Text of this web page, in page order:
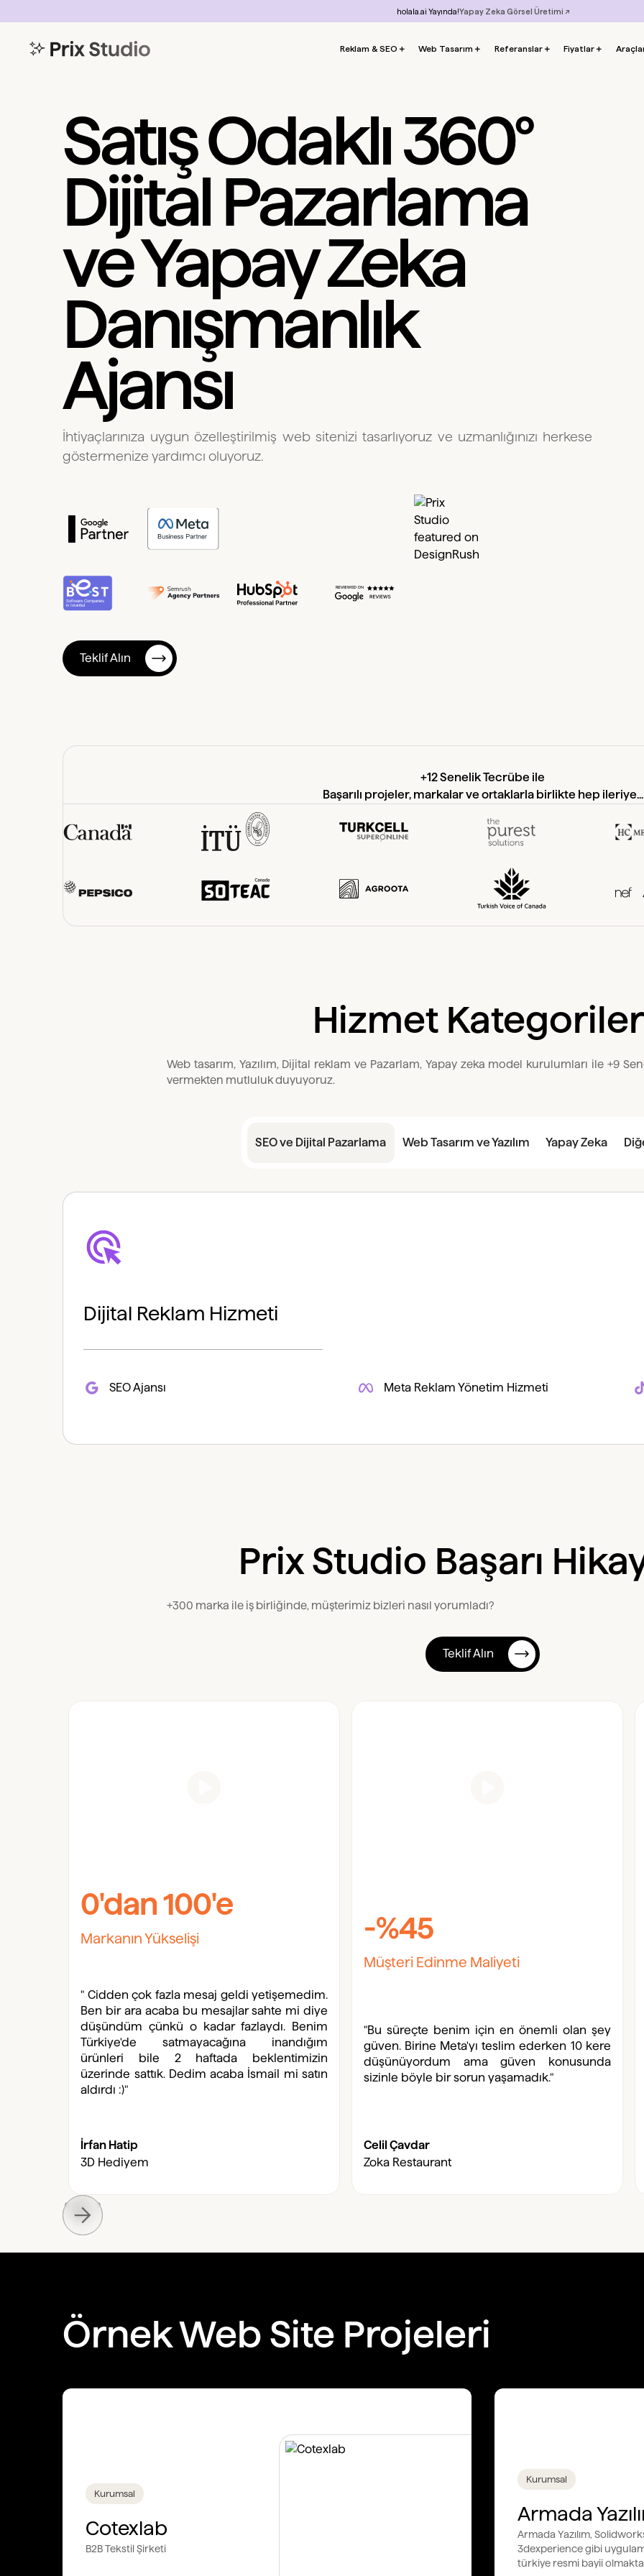
holala.ai Yayında!Yapay Zeka Görsel Üretimi ↗
Reklam & SEO ＋ Web Tasarım ＋ Referanslar＋ Fiyatlar ＋
Satış Odaklı 360°
Dijital Pazarlama
ve Yapay Zeka
Danışmanlık
Ajansı
İhtiyaçlarınıza uygun özelleştirilmiş web sitenizi tasarlıyoruz ve uzmanlığınızı herkese
göstermenize yardımcı oluyoruz.
Teklif Alın
+12 Senelik Tecrübe ile
Başarılı projeler, markalar ve ortaklarla birlikte hep ileriye...
Hizmet
Web tasarım, Yazılım, Dijital reklam ve Pazarlam, Yapay zeka model kurulumları ile +9
vermekten mutluluk duyuyoruz.
SEO ve Dijital Pazarlama Web Tasarım ve Yazılım Yapay Zeka
Dijital Reklam Hizmeti
SEO Ajansı Meta Reklam Yönetim Hizmeti
Prix Studio Başarı
+300 marka ile iş birliğinde, müşterimiz bizleri nasıl yorumladı?
Teklif Alın
0'dan 100'e
Markanın Yükselişi
" Cidden çok fazla mesaj geldi yetişemedim.
Ben bir ara acaba bu mesajlar sahte mi diye
düşündüm çünkü o kadar fazlaydı. Benim
Türkiye'de satmayacağına inandığım
ürünleri bile 2 haftada beklentimizin
üzerinde sattık. Dedim acaba İsmail mi satın
aldırdı :)"
İrfan Hatip
3D Hediyem
-%45
Müşteri Edinme Maliyeti
"Bu süreçte benim için en önemli olan şey
güven. Birine Meta'yı teslim ederken 10 kere
düşünüyordum ama güven konusunda
sizinle böyle bir sorun yaşamadık."
Celil Çavdar
Zoka Restaurant
Slide 2 of 4.
Örnek Web Site Projeleri
Kurumsal
Cotexlab
B2B Tekstil Şirketi
Kurumsal
Armada
Armada Yazılım,
3dexperience gibi
türkiye resmi bayii